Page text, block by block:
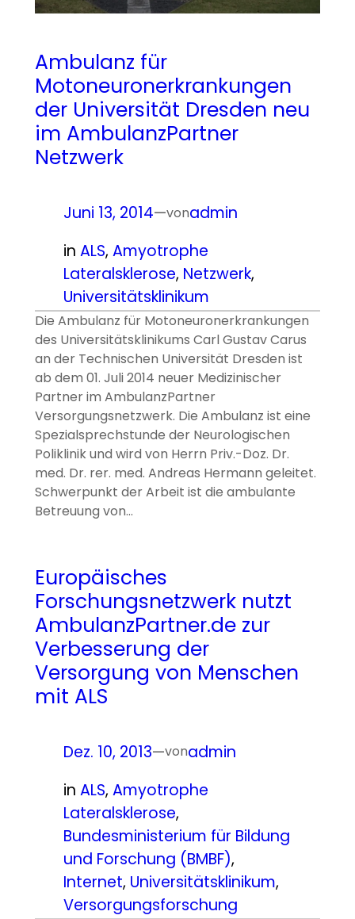
Ambulanz für
Motoneuronerkrankungen
der Universität Dresden neu
im AmbulanzPartner
Netzwerk
Juni 13, 2014—vonadmin
in ALS, Amyotrophe
Lateralsklerose, Netzwerk
Universitätsklinikum
Die Ambulanz für Motoneuronerkrankungen
des Universitätsklinikums Carl Gustav Carus
an der Technischen Universität Dresden ist
ab dem 01. Juli 2014 neuer Medizinischer
Partner im AmbulanzPartner
Versorgungsnetzwerk. Die Ambulanz ist eine
Spezialsprechstunde der Neurologischen
Poliklinik und wird von Herrn Priv.-Doz. Dr.
med. Dr. rer. med. Andreas Hermann geleitet.
Schwerpunkt der Arbeit ist die ambulante
Betreuung von…
Europäisches
Forschungsnetzwerk nutzt
AmbulanzPartner.de zur
Verbesserung der
Versorgung von Menschen
mit ALS
Dez. 10, 2013—vonadmin
in ALS, Amyotrophe
Lateralsklerose
Bundesministerium für Bildung
und Forschung (BMBF)
Internet, Universitätsklinikum
Versorgungsforschung